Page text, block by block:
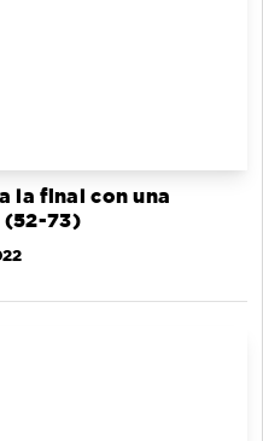
la final con una
73)